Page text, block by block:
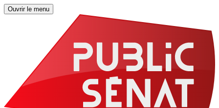
Ouvrir le menu